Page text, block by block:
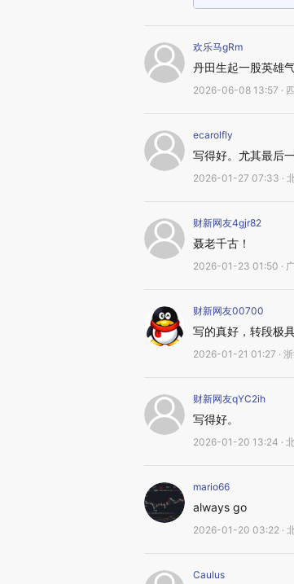
欢乐马gRm
丹田生起一股英雄
2026-06-08 13:57 · 四
ecarolfly
写得好。尤其最后
2026-01-27 07:33 ·
财新网友4gjr82
聂老千古！
2026-01-23 01:50 ·
财新网友00700
写的真好，转段极
2026-01-21 01:27 ·
财新网友qYC2ih
写得好。
2026-01-20 13:24 ·
mario66
always go
2026-01-20 03:22 ·
Caulus